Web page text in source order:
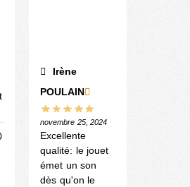
Irène
POULAIN
novembre 25, 2024
Excellente
qualité: le jouet
émet un son
dès qu'on le